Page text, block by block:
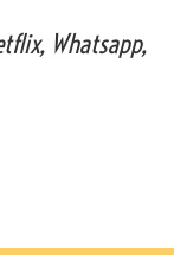
Whatsapp,